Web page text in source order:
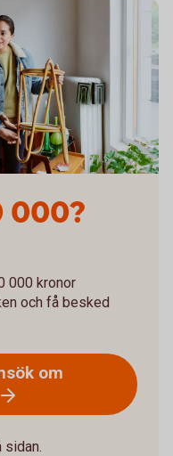
000?
000 kronor
och få besked
om
sidan.